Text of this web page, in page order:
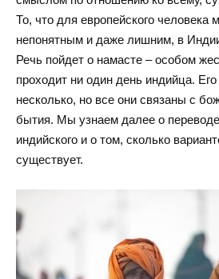
То, что для европейского человека
непонятным и даже лишним, в
Речь пойдет о намасте – особом
проходит ни один день индийца.
несколько, но все они связаны с
бытия. Мы узнаем далее о
индийского и о том, сколько
существует.